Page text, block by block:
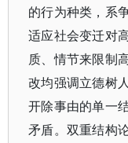
的行为种类，系
适应社会变迁对
质、情节来限制
改均强调立德树
开除事由的单一
矛盾。双重结构